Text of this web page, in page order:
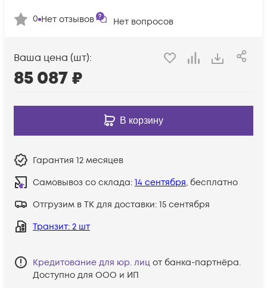
0 Нет отзывов Нет вопросов
Ваша цена (шт):
85 087₽
В корзину
Гарантия 12 месяцев
Самовывоз со склада: 14 сентября, бесплатно
Отгрузим в ТК для доставки: 15 сентября
Транзит: 2 шт
Кредитование для юр. лиц от банка-партнёра.
Доступно для ООО и ИП